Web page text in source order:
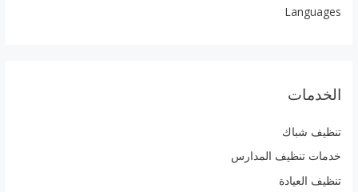
Languages
الخدمات
تنظيف شباك
خدمات تنظيف المدارس
تنظيف العيادة